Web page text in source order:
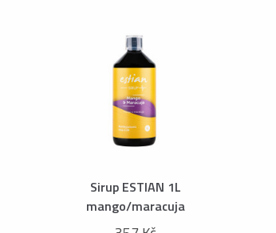
Sirup ESTIAN 1L
mango/maracuja